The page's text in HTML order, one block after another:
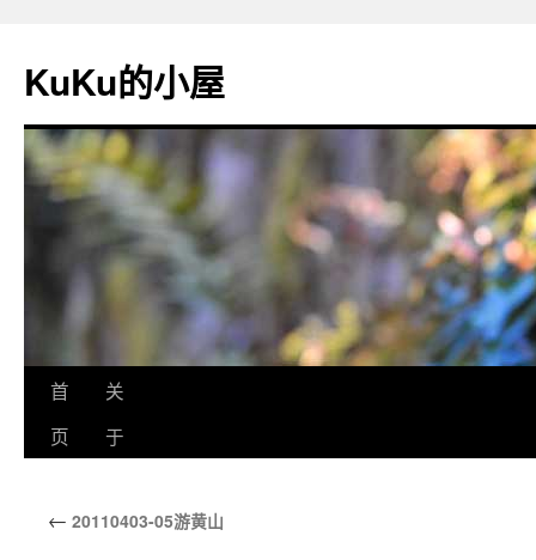
KuKu的小屋
首
页
关
于
← 20110403-05游黄山